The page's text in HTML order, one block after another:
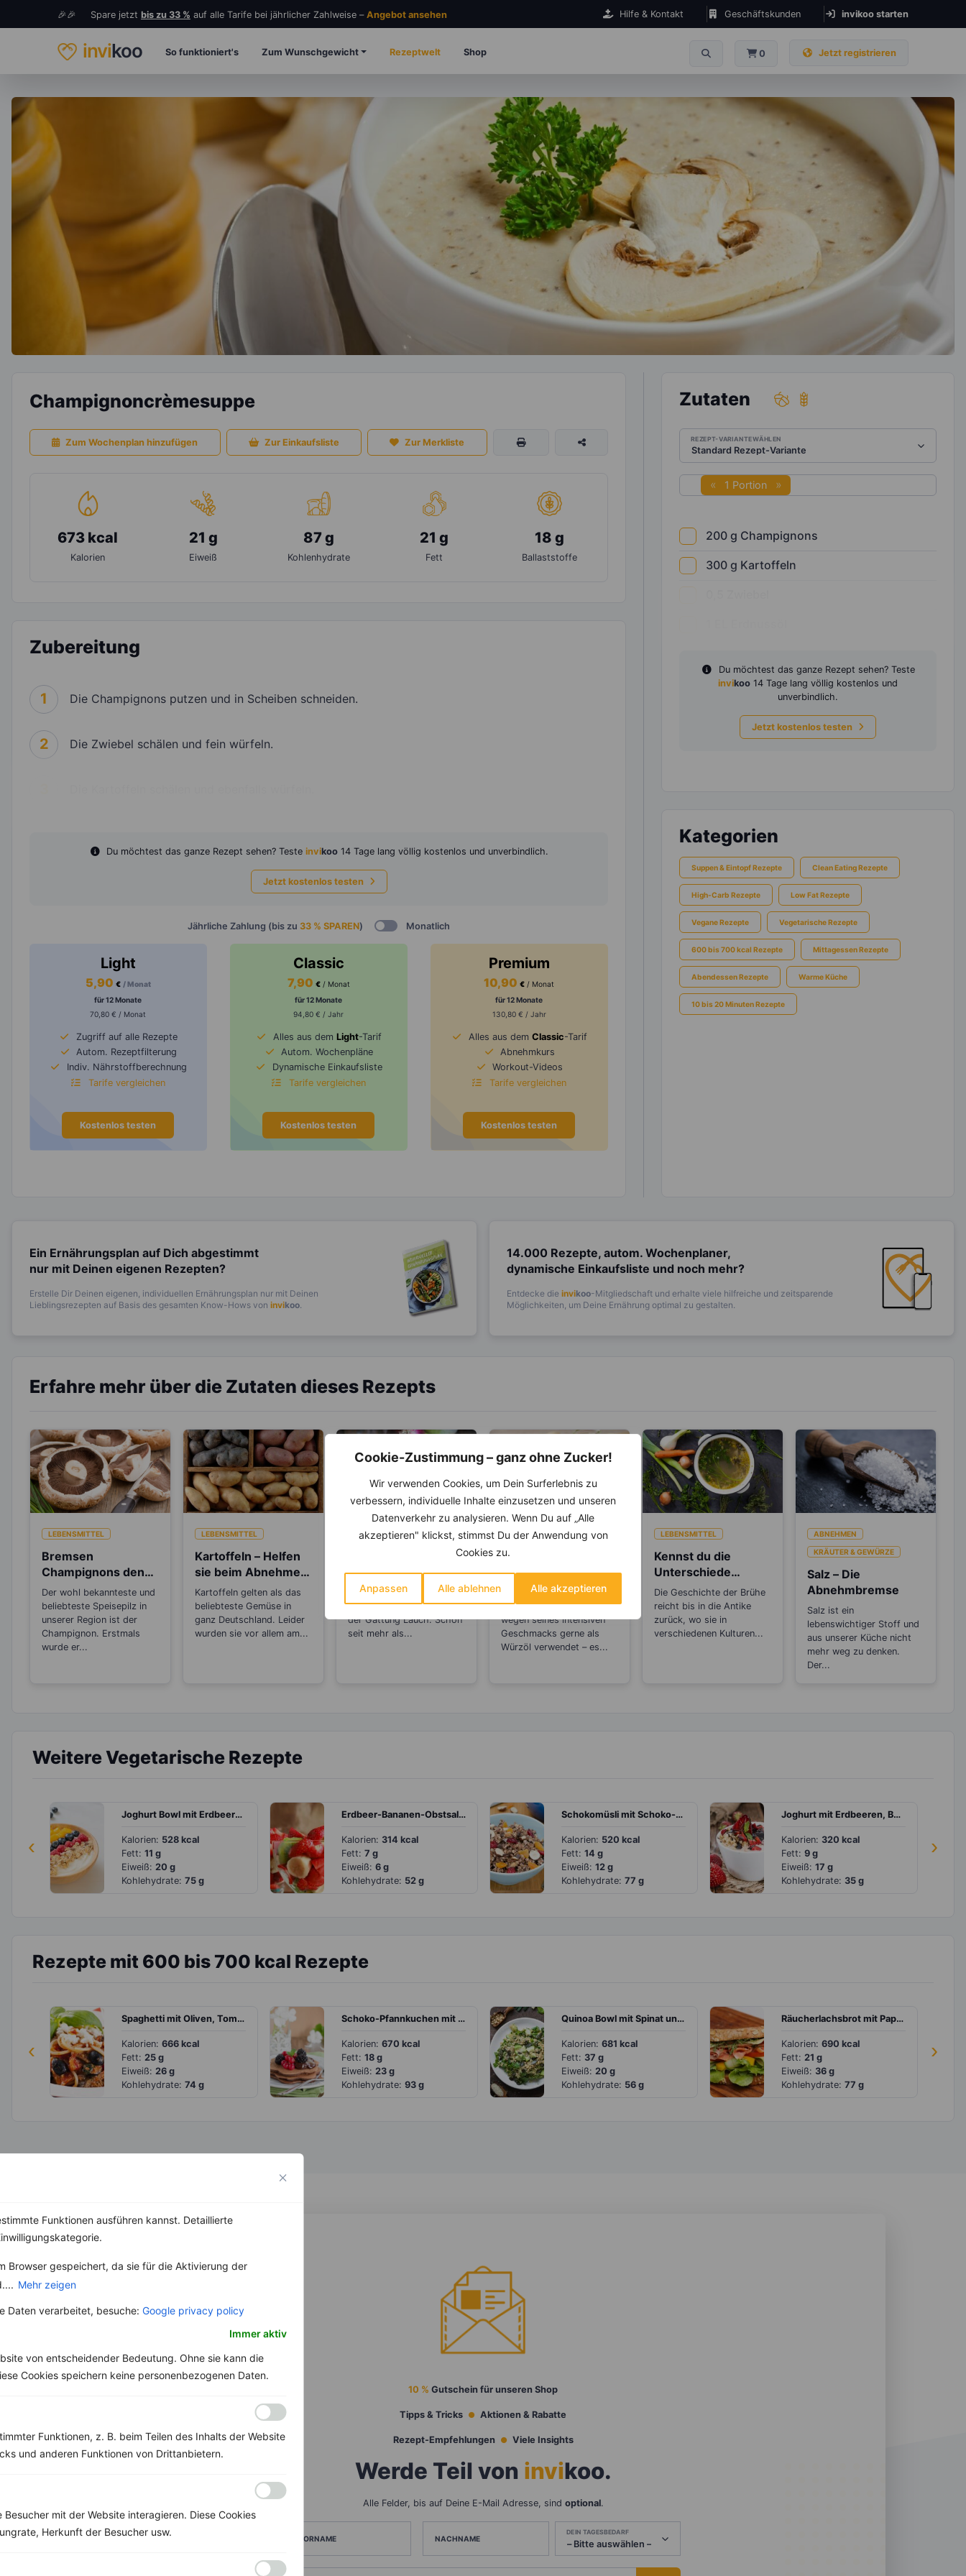
Cookie-Zustimmung – ganz ohne Zucker!
Wir verwenden Cookies, um Dein Surferlebnis zu
verbessern, individuelle Inhalte einzusetzen und unseren
Datenverkehr zu analysieren. Wenn Du auf „Alle
akzeptieren" klickst, stimmst Du der Anwendung von
Cookies zu.
Anpassen Alle ablehnen Alle akzeptieren
Funktionen ausführen kannst. Detaillierte
Browser gespeichert, da sie für die Aktivierung der
Mehr zeigen
Daten verarbeitet, besuche: Google privacy policy
Immer aktiv
von entscheidender Bedeutung. Ohne sie kann die
Cookies speichern keine personenbezogenen Daten.
Funktionen, z. B. beim Teilen des Inhalts der Website
und anderen Funktionen von Drittanbietern.
mit der Website interagieren. Diese Cookies
Herkunft der Besucher usw.
🎉🎉 Spare jetzt bis zu 33 % auf alle Tarife bei jährlicher Zahlweise – Angebot ansehen Hilfe & Kontakt Geschäftskunden invikoo starten
invikoo So funktioniert's Zum Wunschgewicht Rezeptwelt Shop 0 Jetzt registrieren
Champignoncrèmesuppe
Zum Wochenplan hinzufügen Zur Einkaufsliste Zur Merkliste
673 kcal
Kalorien
21 g
Eiweiß
87 g
Kohlenhydrate
21 g
Fett
18 g
Ballaststoffe
Zubereitung
1 Die Champignons putzen und in Scheiben schneiden.
2 Die Zwiebel schälen und fein würfeln.
Du möchtest das ganze Rezept sehen? Teste invikoo 14 Tage lang völlig kostenlos und unverbindlich.
Jetzt kostenlos testen
Jährliche Zahlung (bis zu 33 % SPAREN) Monatlich
Light
5,90 € / Monat
für 12 Monate
70,80 € / Monat
Zugriff auf alle Rezepte
Autom. Rezeptfilterung
Indiv. Nährstoffberechnung
Tarife vergleichen
Kostenlos testen
Classic
7,90 € / Monat
für 12 Monate
94,80 € / Jahr
Alles aus dem Light-Tarif
Autom. Wochenpläne
Dynamische Einkaufsliste
Tarife vergleichen
Kostenlos testen
Premium
10,90€ / Monat
für 12 Monate
130,80 € / Jahr
Alles aus dem Classic-Tarif
Abnehmkurs
Workout-Videos
Tarife vergleichen
Kostenlos testen
Zutaten
REZEPT-VARIANTE WÄHLEN
1 Portion
200 g Champignons
300 g Kartoffeln
Du möchtest das ganze Rezept sehen? Teste
invikoo 14 Tage lang völlig kostenlos und
unverbindlich.
Jetzt kostenlos testen
Kategorien
Suppen & Eintopf Rezepte Clean Eating Rezepte
High-Carb Rezepte Low Fat Rezepte
Vegane Rezepte Vegetarische Rezepte
600 bis 700 kcal Rezepte Mittagessen Rezepte
Abendessen Rezepte Warme Küche
10 bis 20 Minuten Rezepte
Ein Ernährungsplan auf Dich abgestimmt
nur mit Deinen eigenen Rezepten?
Erstelle Dir Deinen eigenen, individuellen Ernährungsplan nur mit Deinen
Lieblingsrezepten auf Basis des gesamten Know-Hows von invikoo.
14.000 Rezepte, autom. Wochenplaner,
dynamische Einkaufsliste und noch mehr?
Entdecke die invikoo-Mitgliedschaft und erhalte viele hilfreiche und zeitsparende
Möglichkeiten, um Deine Ernährung optimal zu gestalten.
Erfahre mehr über die Zutaten dieses Rezepts
LEBENSMITTEL
Bremsen
Champignons den
Alterungsprozess
aus?
Der wohl bekannteste und
beliebteste Speisepilz in
unserer Region ist der
Champignon. Erstmals
wurde er...
LEBENSMITTEL
Kartoffeln – Helfen
sie beim Abnehmen
oder machen sie
dick?
Kartoffeln gelten als das
beliebteste Gemüse in
ganz Deutschland. Leider
wurden sie vor allem am...
LEBENSMITTEL
Natürliches
Antibiotikum und
„Wunder“-Heilmittel
Die Zwiebel ist eine
Pflanzenart und gehört zu
der Gattung Lauch. Schon
seit mehr als...
LEBENSMITTEL
Erdnussöl –
Besonders gut für
die Herzgesundheit
Erdnussöl wird in
asiatischen Gerichten
wegen seines intensiven
Geschmacks gerne als
Würzöl verwendet – es...
LEBENSMITTEL
Kennst du die
Unterschiede
zwischen Brühe,
Fond und Bouillon?
Die Geschichte der Brühe
reicht bis in die Antike
zurück, wo sie in
verschiedenen Kulturen...
ABNEHMEN
KRÄUTER & GEWÜRZE
Salz – Die
Abnehmbremse
Salz ist ein
lebenswichtiger Stoff und
aus unserer Küche nicht
mehr weg zu denken.
Der...
Weitere Vegetarische Rezepte
‹ ›
Joghurt Bowl mit Erdbeeren, Blaubeeren, Mango und Granola
Kalorien: 528 kcal
Fett: 11 g
Eiweiß: 20 g
Kohlehydrate: 75 g
Erdbeer-Bananen-Obstsalat mit Kiwi
Kalorien: 314 kcal
Fett: 7 g
Eiweiß: 6 g
Kohlehydrate: 52 g
Schokomüsli mit Schoko-Bananenmilch
Kalorien: 520 kcal
Fett: 14 g
Eiweiß: 12 g
Kohlehydrate: 77 g
Joghurt mit Erdbeeren, Buchweizenflocken und Leinsamen
Kalorien: 320 kcal
Fett: 9 g
Eiweiß: 17 g
Kohlehydrate: 35 g
Rezepte mit 600 bis 700 kcal Rezepte
‹ ›
Spaghetti mit Oliven, Tomatensoße und Feta
Kalorien: 666 kcal
Fett: 25 g
Eiweiß: 26 g
Kohlehydrate: 74 g
Schoko-Pfannkuchen mit Creme und Beeren
Kalorien: 670 kcal
Fett: 18 g
Eiweiß: 23 g
Kohlehydrate: 93 g
Quinoa Bowl mit Spinat und Avocado
Kalorien: 681 kcal
Fett: 37 g
Eiweiß: 20 g
Kohlehydrate: 56 g
Räucherlachsbrot mit Paprika, Gurke und Tomate
Kalorien: 690 kcal
Fett: 21 g
Eiweiß: 36 g
Kohlehydrate: 77 g
10 % Gutschein für unseren Shop
Tipps & Tricks Aktionen & Rabatte
Rezept-Empfehlungen Viele Insights
Werde Teil von invikoo.
Alle Felder, bis auf Deine E-Mail Adresse, sind optional.
VORNAME NACHNAME
DEIN TAGESBEDARF